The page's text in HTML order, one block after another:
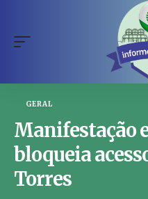
GERAL
Manifestação
bloqueia
Torres